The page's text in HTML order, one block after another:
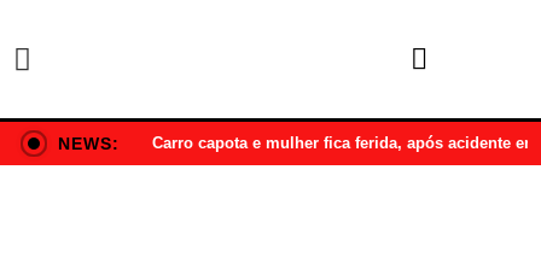
NEWS: Carro capota e mulher fica ferida, após acidente